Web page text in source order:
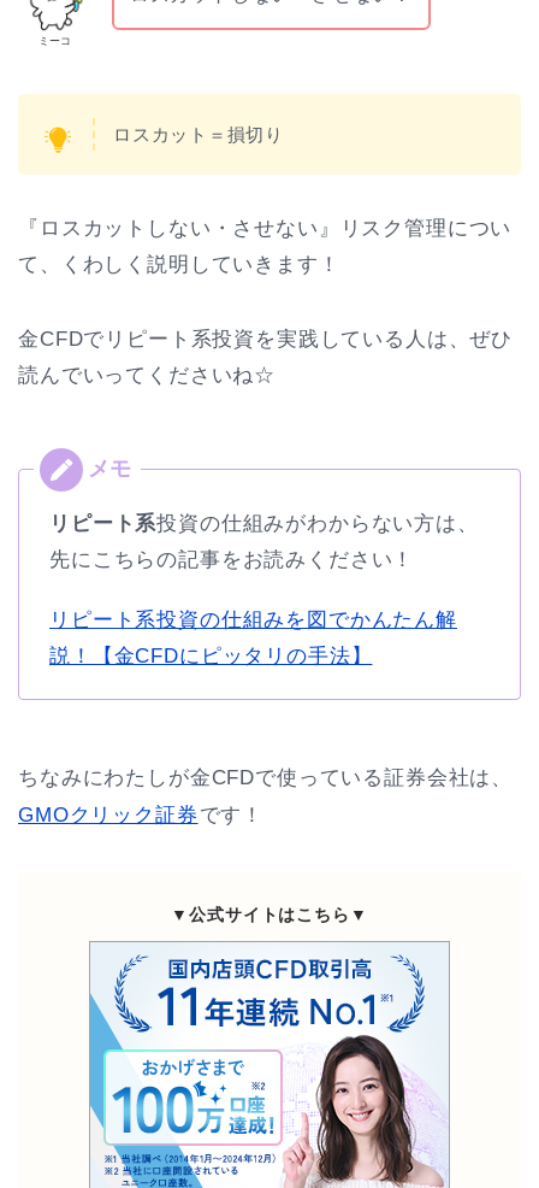
ミーコ
ロスカット＝損切り
『ロスカットしない・させない』リスク管理につい
て、くわしく説明していきます！
金CFDでリピート系投資を実践している人は、ぜひ
読んでいってくださいね☆
リピート系投資の仕組みがわからない方は、
先にこちらの記事をお読みください！
リピート系投資の仕組みを図でかんたん解
説！【金CFDにピッタリの手法】
ちなみにわたしが金CFDで使っている証券会社は、
GMOクリック証券 です！
▼公式サイトはこちら▼